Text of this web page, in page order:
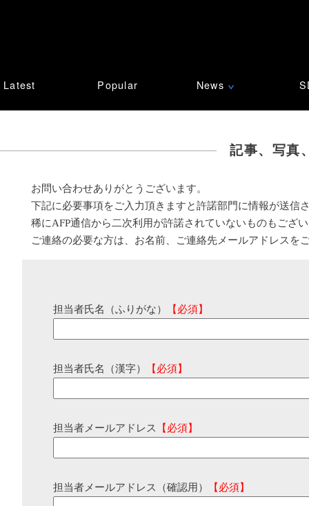
Latest Popular News ∨
記事、写真
お問い合わせありがとうございます。
下記に必要事項をご入力頂きますと許諾部門に情報が送信
稀にAFP通信から二次利用が許諾されていないものもござ
ご連絡の必要な方は、お名前、ご連絡先メールアドレスを
担当者氏名（ふりがな） 【必須】
担当者氏名（漢字） 【必須】
担当者メールアドレス 【必須】
担当者メールアドレス（確認用） 【必須】